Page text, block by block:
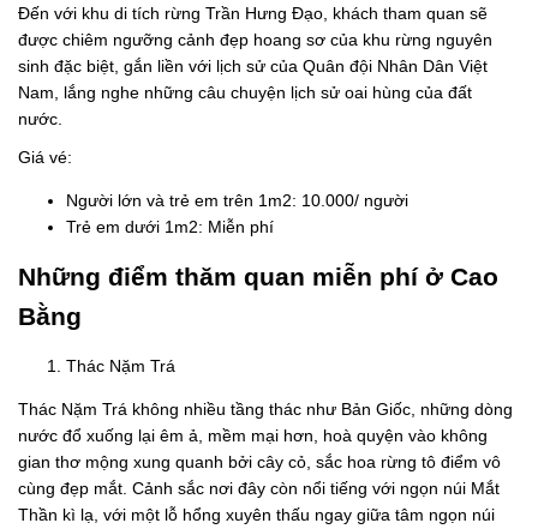
Đến với khu di tích rừng Trần Hưng Đạo, khách tham quan sẽ
được chiêm ngưỡng cảnh đẹp hoang sơ của khu rừng nguyên
sinh đặc biệt, gắn liền với lịch sử của Quân đội Nhân Dân Việt
Nam, lắng nghe những câu chuyện lịch sử oai hùng của đất
nước.
Giá vé:
Người lớn và trẻ em trên 1m2: 10.000/ người
Trẻ em dưới 1m2: Miễn phí
Những điểm thăm quan miễn phí ở Cao
Bằng
Thác Nặm Trá
Thác Nặm Trá không nhiều tầng thác như Bản Giốc, những dòng
nước đổ xuống lại êm ả, mềm mại hơn, hoà quyện vào không
gian thơ mộng xung quanh bởi cây cỏ, sắc hoa rừng tô điểm vô
cùng đẹp mắt. Cảnh sắc nơi đây còn nổi tiếng với ngọn núi Mắt
Thần kì lạ, với một lỗ hổng xuyên thấu ngay giữa tâm ngọn núi